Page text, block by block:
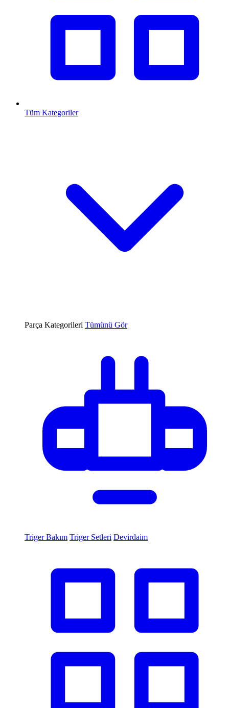
Tüm Kategoriler
Parça Kategorileri Tümünü Gör
Triger Bakım Triger Setleri Devirdaim